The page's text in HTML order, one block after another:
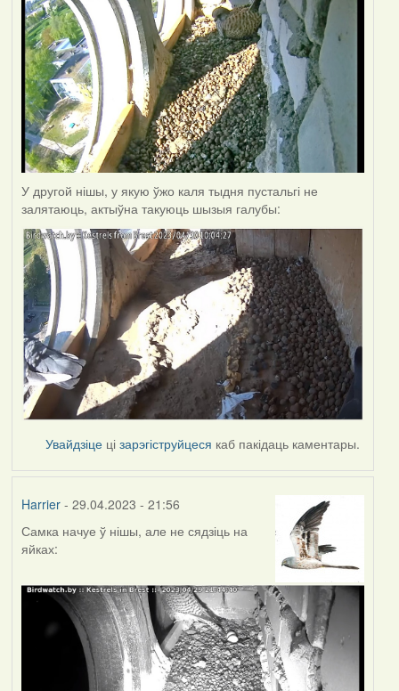
У другой нішы, у якую ўжо каля тыдня пустальгі не
залятаюць, актыўна такуюць шызыя галубы:
Увайдзіце цізарэгіструйцеся каб пакідаць каментары.
Harrier- 29.04.2023 - 21:56
Самка начуе ў нішы, але не сядзіць на
яйках: